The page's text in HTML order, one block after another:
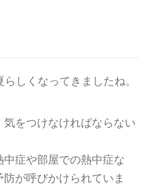
しくなってきましたね。
をつけなければならない
症や部屋での熱中症な
が呼びかけられていま